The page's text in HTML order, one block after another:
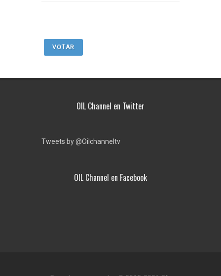
VOTAR
OIL Channel en Twitter
Tweets by @Oilchanneltv
OIL Channel en Facebook